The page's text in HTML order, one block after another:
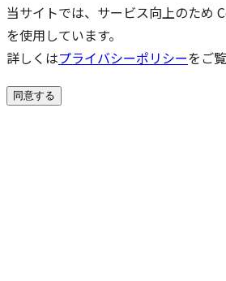
当サイトでは、サービス向上のため
を使用しています。
詳しくはプライバシーポリシーをご
同意する